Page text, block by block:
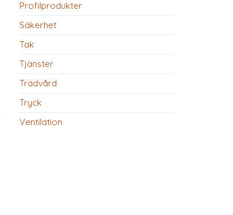
Profilprodukter
Säkerhet
Tak
Tjänster
Trädvård
Tryck
Ventilation